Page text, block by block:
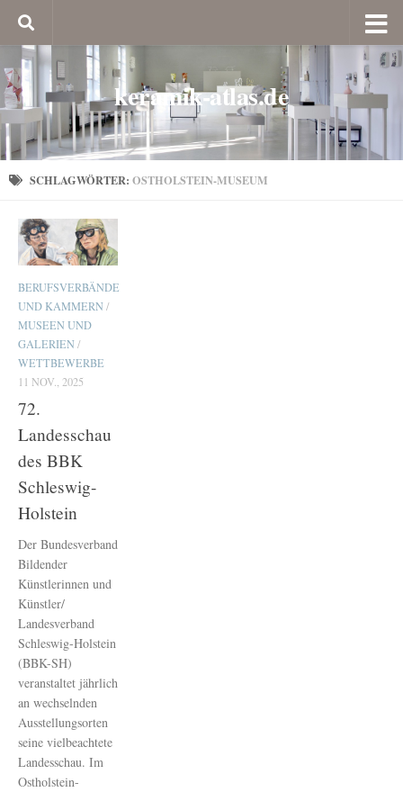
keramik-atlas.de
SCHLAGWÖRTER: OSTHOLSTEIN-MUSEUM
BERUFSVERBÄNDE
UND KAMMERN/
MUSEEN UND
GALERIEN/
WETTBEWERBE
11 NOV., 2025
72.
Landesschau
des BBK
Schleswig-
Holstein
Der Bundesverband
Bildender
Künstlerinnen und
Künstler/
Landesverband
Schleswig-Holstein
(BBK-SH)
veranstaltet jährlich
an wechselnden
Ausstellungsorten
seine vielbeachtete
Landesschau. Im
Ostholstein-